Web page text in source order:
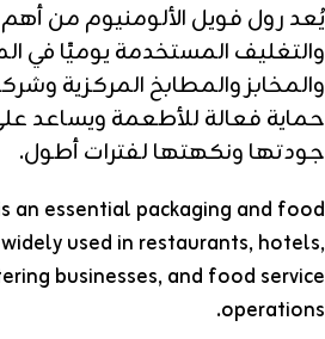
يُعد رول فويل الألومنيوم من أهم
والتغليف المستخدمة يوميًا في
والمخابز والمطابخ المركزية
حماية فعالة للأطعمة ويساعد
جودتها ونكهتها لفترات أطول.
an essential packaging and food
used in restaurants, hotels,
businesses, and food service
operations.